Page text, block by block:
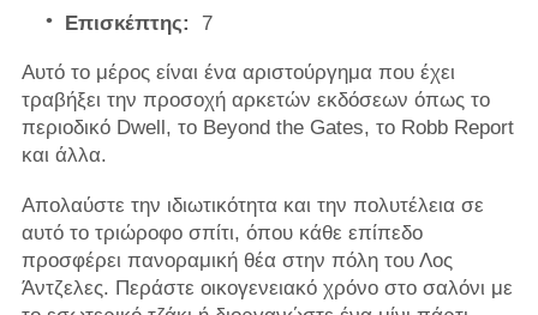
Επισκέπτης: 7
Αυτό το μέρος είναι ένα αριστούργημα που έχει
τραβήξει την προσοχή αρκετών εκδόσεων όπως το
περιοδικό Dwell, το Beyond the Gates, το Robb Report
και άλλα.
Απολαύστε την ιδιωτικότητα και την πολυτέλεια σε
αυτό το τριώροφο σπίτι, όπου κάθε επίπεδο
προσφέρει πανοραμική θέα στην πόλη του Λος
Άντζελες. Περάστε οικογενειακό χρόνο στο σαλόνι με